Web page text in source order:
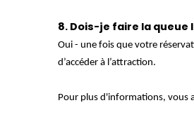
8. Dois-je faire la
Oui - une fois que votre
d’accéder à l’attraction.
Pour plus d'informations, vous